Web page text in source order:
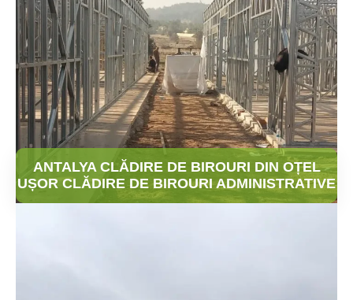
ANTALYA CLĂDIRE DE BIROURI DIN OȚEL
UȘOR CLĂDIRE DE BIROURI ADMINISTRATIVE